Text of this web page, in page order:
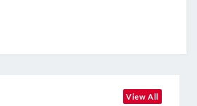
View All